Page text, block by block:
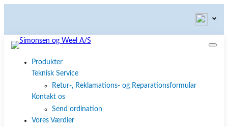
Produkter
Teknisk Service
Retur-, Reklamations- og Reparationsformular
Kontakt os
Send ordination
Vores Værdier